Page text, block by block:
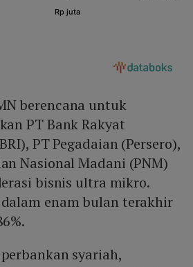
berencana untuk
PT Bank Rakyat
PT Pegadaian (Persero),
Nasional Madani (PNM)
bisnis ultra mikro.
dalam enam bulan terakhir
syariah,